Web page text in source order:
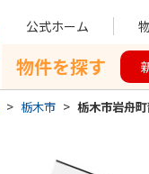
公式ホーム
物件を探す
> 栃木市 > 栃木市岩舟